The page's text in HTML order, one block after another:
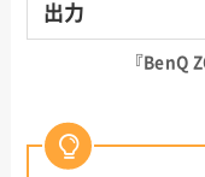
出力
『BenQ